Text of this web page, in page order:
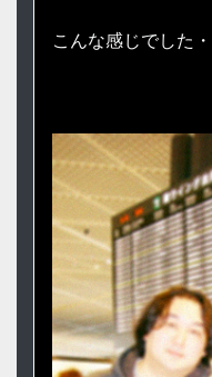
こんな感じでした・